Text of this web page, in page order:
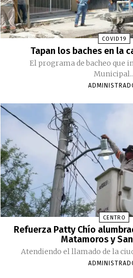
COVID19
Tapan los baches en la
El programa de bacheo que
CENTRO
Refuerza Patty Chío
Matamoros y
Atendiendo el llamado de la